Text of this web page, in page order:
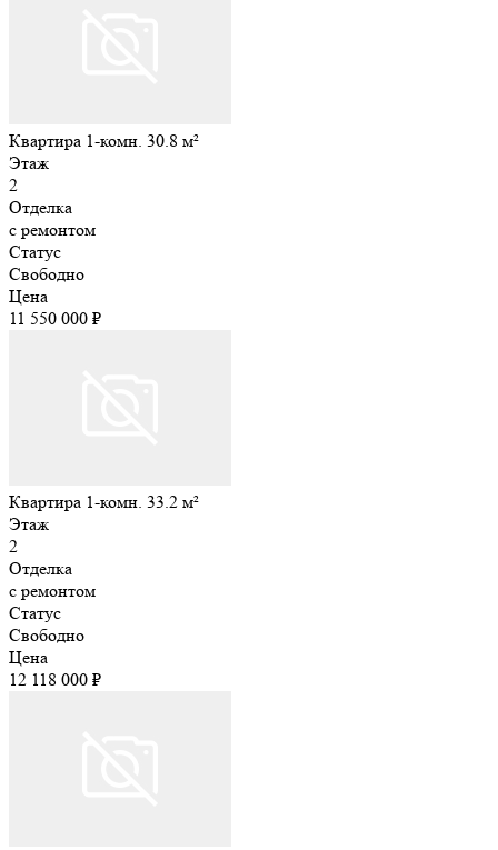
Квартира 1-комн. 30.8 м²
Этаж
2
Отделка
с ремонтом
Статус
Свободно
Цена
11 550 000 ₽
Квартира 1-комн. 33.2 м²
Этаж
2
Отделка
с ремонтом
Статус
Свободно
Цена
12 118 000 ₽